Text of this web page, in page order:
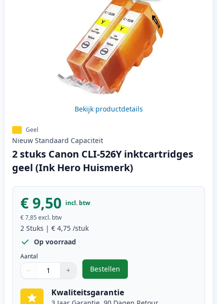
Bekijk productdetails
Geel
Nieuw Standaard Capaciteit
2 stuks Canon CLI-526Y inktcartridges
geel (Ink Hero Huismerk)
€ 9,50 incl. btw
€ 7,85 excl. btw
2 Stuks | € 4,75 /stuk
Op voorraad
Aantal
Gebruik de knoppen om aan te passen
− +
1
Bestellen
,2 stuks Canon CLI-526Y
Kwaliteitsgarantie